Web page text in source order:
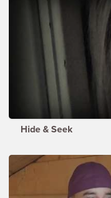
Hide & Seek